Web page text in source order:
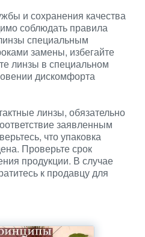
и сохранения качества
соблюдать правила
специальным
замены, избегайте
линзы в специальном
дискомфорта
линзы, обязательно
заявленным
что упаковка
Проверьте срок
продукции. В случае
к продавцу для